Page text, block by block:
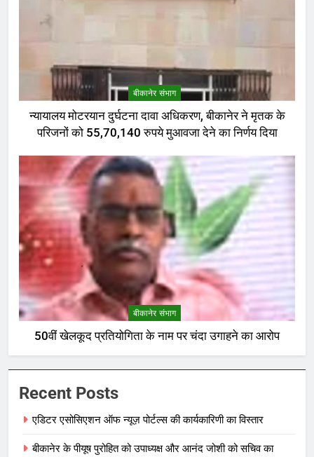
बीकानेर संभाग
न्यायालय मोटरयान दुर्घटना दावा अधिकरण, बीकानेर ने मृतक के
परिजनों को 55,70,140 रुपये मुआवजा देने का निर्णय दिया
बीकानेर संभाग
50वीं खेलकूद प्रतियोगिता के नाम पर चंदा उगाहने का आरोप
Recent Posts
एडिटर एसोसिएशन ऑफ न्यूज़ पोर्टल्स की कार्यकारिणी का विस्तार
बीकानेर के पीयूष पुरोहित को उपाध्यक्ष और आनंद जोशी को सचिव का